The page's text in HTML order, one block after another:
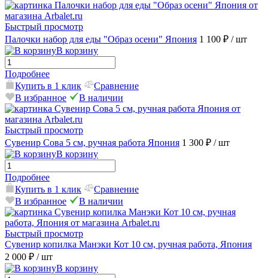
Быстрый просмотр
Палочки набор для еды "Образ осени" Япония 1 100 ₽ / шт
В корзину
Подробнее
Купить в 1 клик
Сравнение
В избранное
В наличии
Быстрый просмотр
Сувенир Сова 5 см, ручная работа Япония 1 300 ₽ / шт
В корзину
Подробнее
Купить в 1 клик
Сравнение
В избранное
В наличии
Быстрый просмотр
Сувенир копилка Манэки Кот 10 см, ручная работа, Япония
2 000 ₽ / шт
В корзину